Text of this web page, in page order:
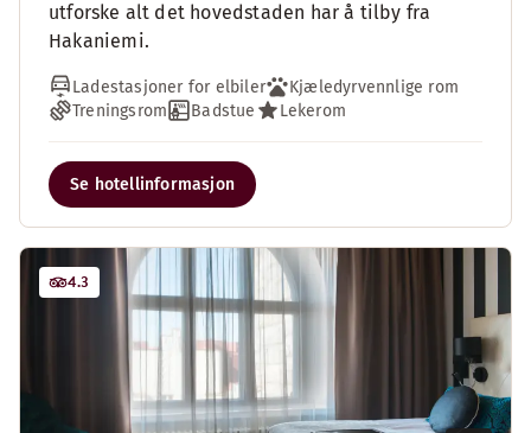
utforske alt det hovedstaden har å tilby fra
Hakaniemi.
Ladestasjoner for elbiler
Kjæledyrvennlige rom
Treningsrom
Badstue Lekerom
Se hotellinformasjon
4.3